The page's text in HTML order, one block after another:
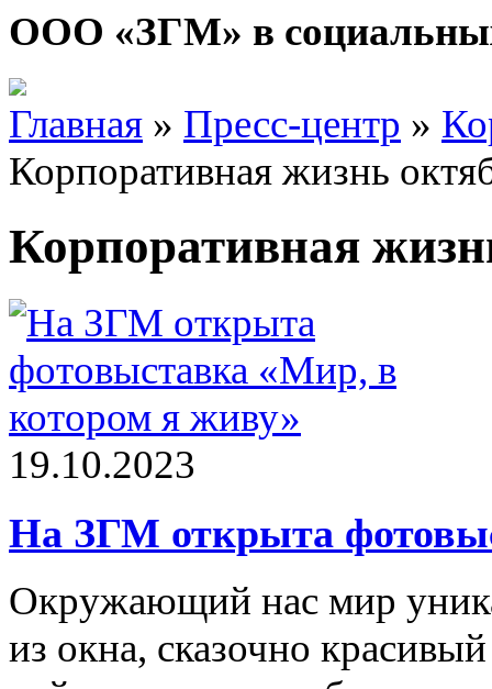
ООО «ЗГМ» в
Главная » Пресс-центр »
Корпоративная жизнь
Корпоративная
19.10.2023
На ЗГМ открыта
Окружающий нас мир
из окна, сказочно